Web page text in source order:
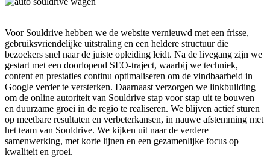
Voor Souldrive hebben we de website vernieuwd met een frisse,
gebruiksvriendelijke uitstraling en een heldere structuur die
bezoekers snel naar de juiste opleiding leidt. Na de livegang zijn we
gestart met een doorlopend SEO-traject, waarbij we techniek,
content en prestaties continu optimaliseren om de vindbaarheid in
Google verder te versterken. Daarnaast verzorgen we linkbuilding
om de online autoriteit van Souldrive stap voor stap uit te bouwen
en duurzame groei in de regio te realiseren. We blijven actief sturen
op meetbare resultaten en verbeterkansen, in nauwe afstemming met
het team van Souldrive. We kijken uit naar de verdere
samenwerking, met korte lijnen en een gezamenlijke focus op
kwaliteit en groei.